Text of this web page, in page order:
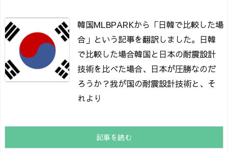
韓国MLBPARKから「日韓で比較した場
合」という記事を翻訳しました。 日韓
で比較した場合韓国と日本の耐震設計
技術を比べた場合、日本が圧勝なのだ
ろうか？我が国の耐震設計技術と、そ
れより
記事を読む